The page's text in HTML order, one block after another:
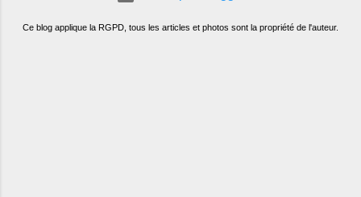
Ce blog applique la RGPD, tous les articles et photos sont la propriété de l'auteur.